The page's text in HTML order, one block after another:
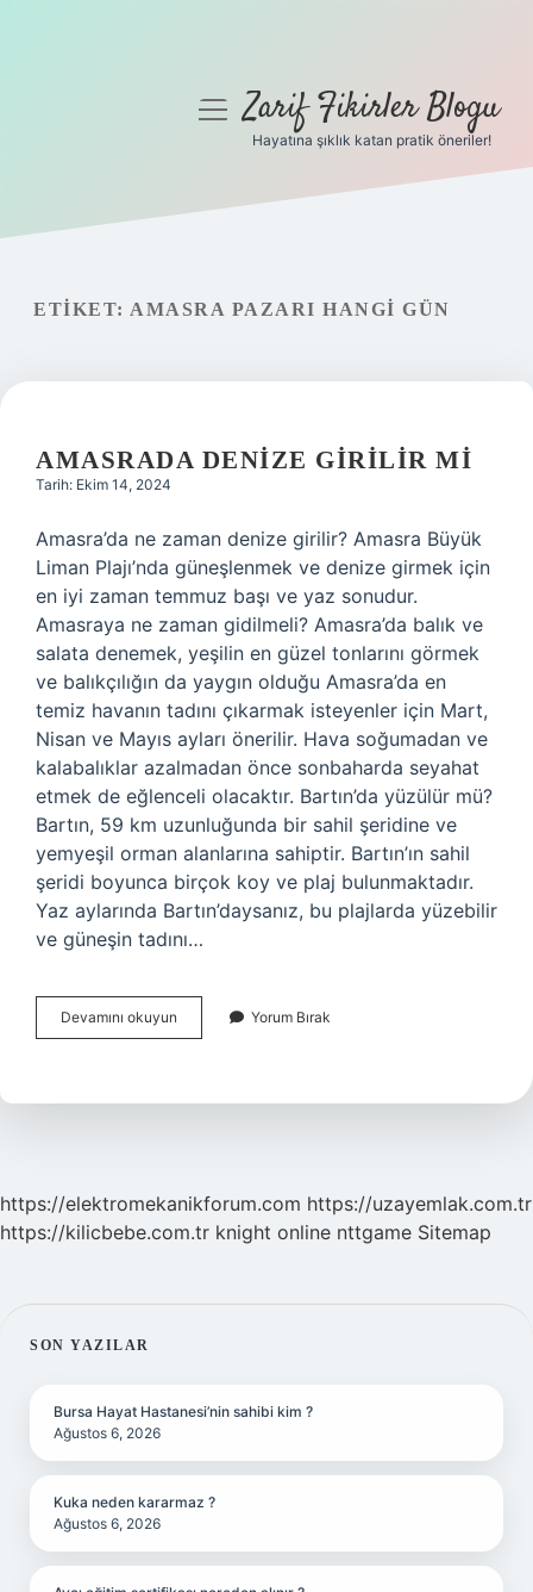
Gizlilik Politikası
menüyüZarif Fikirler Blogu
Hayatına şıklık katan pratik öneriler!
ETIKET: AMASRA PAZARI HANGI GÜN
AMASRADA DENIZE GIRILIR MI
Tarih: Ekim 14, 2024
Amasra’da ne zaman denize girilir? Amasra Büyük
Liman Plajı’nda güneşlenmek ve denize girmek için
en iyi zaman temmuz başı ve yaz sonudur.
Amasraya ne zaman gidilmeli? Amasra’da balık ve
salata denemek, yeşilin en güzel tonlarını görmek
ve balıkçılığın da yaygın olduğu Amasra’da en
temiz havanın tadını çıkarmak isteyenler için Mart,
Nisan ve Mayıs ayları önerilir. Hava soğumadan ve
kalabalıklar azalmadan önce sonbaharda seyahat
etmek de eğlenceli olacaktır. Bartın’da yüzülür mü?
Bartın, 59 km uzunluğunda bir sahil şeridine ve
yemyeşil orman alanlarına sahiptir. Bartın’ın sahil
şeridi boyunca birçok koy ve plaj bulunmaktadır.
Yaz aylarında Bartın’daysanız, bu plajlarda yüzebilir
ve güneşin tadını…
Devamını okuyun Amasrada
Denize
Yorum Bırak
https://elektromekanikforum.com https://uzayemlak.com.tr
https://kilicbebe.com.tr knight online nttgame Sitemap
SIDEBAR
SON YAZILAR
Bursa Hayat Hastanesi’nin sahibi kim ?
Ağustos 6, 2026
Kuka neden kararmaz ?
Ağustos 6, 2026